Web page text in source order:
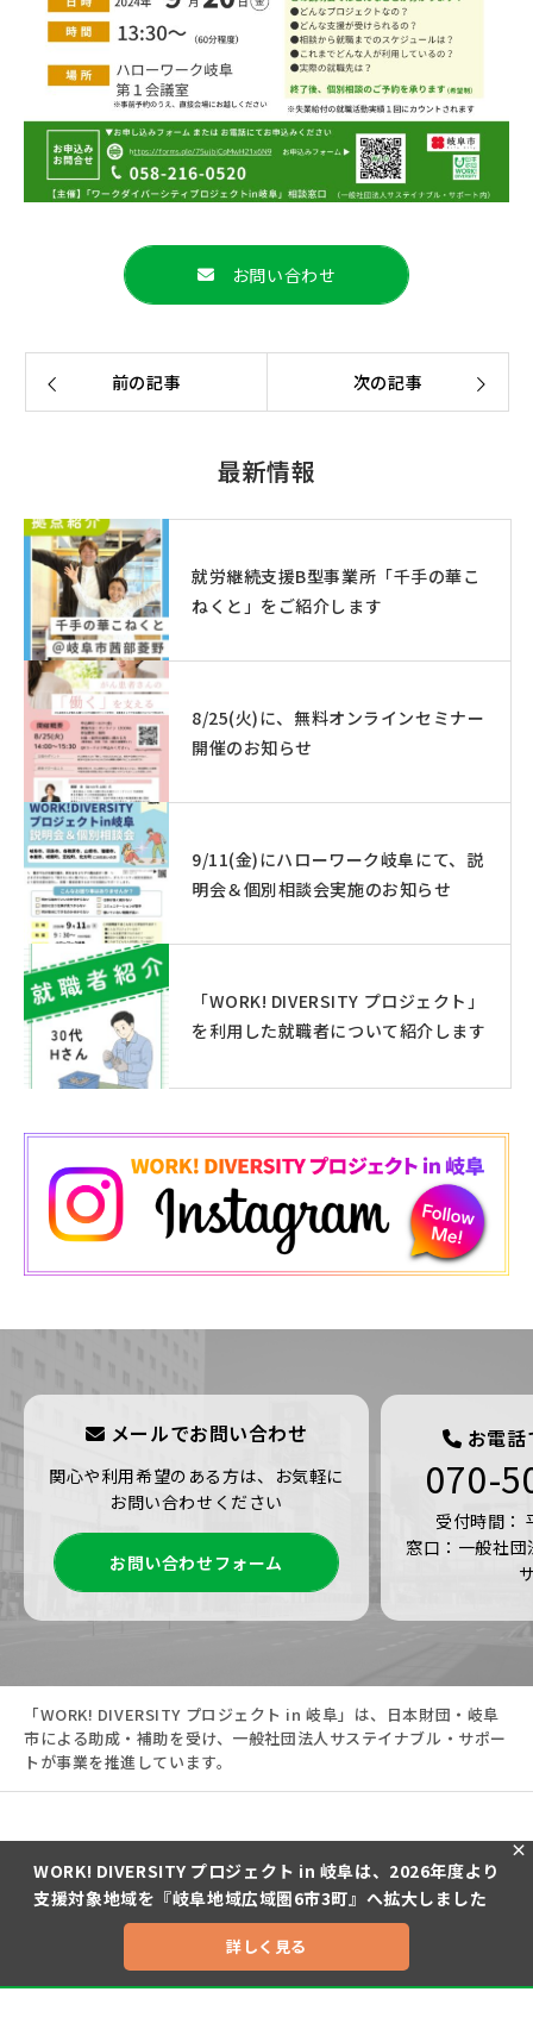
お問い合わせ
前の記事 次の記事
最新情報
就労継続支援B型事業所「千手の華こ
ねくと」をご紹介します
8/25(火)に、無料オンラインセミナー
開催のお知らせ
9/11(金)にハローワーク岐阜にて、説
明会＆個別相談会実施のお知らせ
「WORK! DIVERSITY プロジェクト」
を利用した就職者について紹介します
メールでお問い合わせ
関心や利用希望のある方は、お気軽に
お問い合わせください
お問い合わせフォーム
お電
070-
受付時間：
窓口：一般社
「WORK! DIVERSITY プロジェクト in 岐阜」は、日本財団・岐阜
市による助成・補助を受け、一般社団法人サステイナブル・サポー
トが事業を推進しています。
WORK! DIVERSITY プロジェクト in 岐阜は、2026年度より
支援対象地域を『岐阜地域広域圏6市3町』へ拡大しました
詳しく見る
×
Copyright 2023 Sustainable Support